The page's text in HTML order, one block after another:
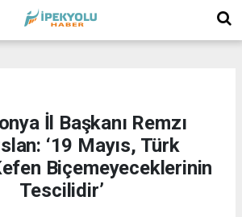
İl Başkanı Remzı
‘19 Mayıs, Türk
Biçemeyeceklerinin
Tescilidir’